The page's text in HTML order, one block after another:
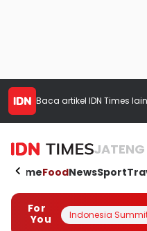
Baca artikel IDN Times
JATENG
HomeFoodNewsSport
For
You
Indonesia